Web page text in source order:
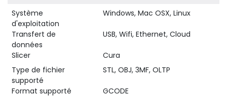
Système
d'exploitation
Windows, Mac OSX, Linux
Transfert de
données
USB, Wifi, Ethernet, Cloud
Slicer
Cura
Type de fichier
supporté
STL, OBJ, 3MF, OLTP
Format supporté GCODE